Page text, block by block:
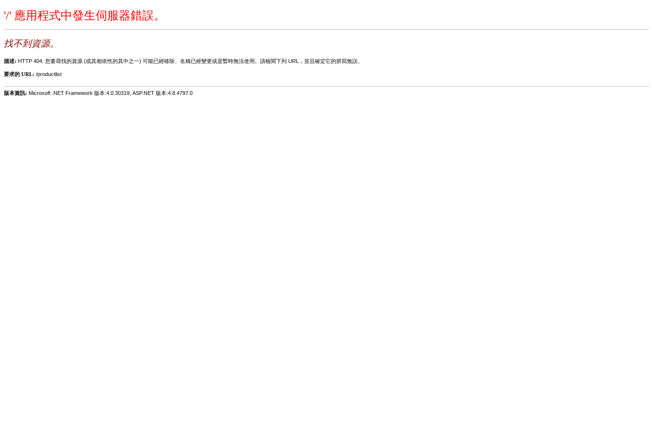
'/' 應用程式中發生伺服器錯誤。
找不到資源。
描述: HTTP 404. 您要尋找的資源 (或其相依性的其中之一) 可能已經移除、名稱已經變更或是暫時無法使用。請檢閱下列 URL，並且確定它的拼寫無誤。
要求的 URL: /productlist
版本資訊: Microsoft .NET Framework 版本:4.0.30319; ASP.NET 版本:4.8.4797.0